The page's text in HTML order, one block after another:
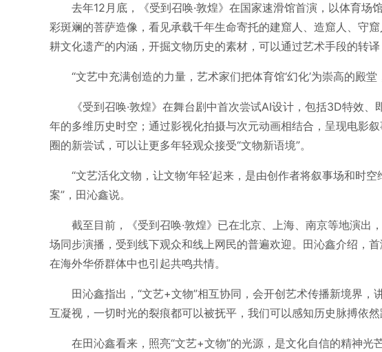
去年12月底，《受到召唤·敦煌》在国家速滑馆首演，以体育
彩斑斓的菩萨造像，看见承载千年生命寄托的建窟人、造窟人、守
耕文化遗产的内涵，开掘文物历史的素材，可以通过艺术手段的转译
“文艺中充满创造的力量，艺术家们把体育馆‘幻化’为崇高的殿
《受到召唤·敦煌》在舞台剧中首次尝试AI设计，包括3D特效
年的多维历史时空；通过影视化拍摄与次元动画相结合，呈现电影
圈的新尝试，可以让更多年轻观众接受“文物新语境”。
“文艺活化文物，让文物‘年轻’起来，是由创作者将叙事场和时
案”，田沁鑫说。
截至目前，《受到召唤·敦煌》已在北京、上海、南京等地演出
场同步演播，受到线下观众和线上网民的普遍欢迎。田沁鑫介绍，
在海外华侨群体中也引起共鸣共情。
田沁鑫指出，“文艺+文物”相互协同，会开创艺术传播新境界
互凝视，一切时光的裂痕都可以被抚平，我们可以感知历史脉搏依然
在田沁鑫看来，照亮“文艺+文物”的光源，是文化自信的精神